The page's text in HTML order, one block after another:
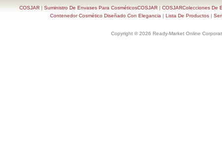
COSJAR| Suministro De Envases Para CosméticosCOSJAR| COSJARColecciones De
Contenedor Cosmético Diseñado Con Elegancia | Lista De Productos |
Copyright © 2026 Ready-Market Online